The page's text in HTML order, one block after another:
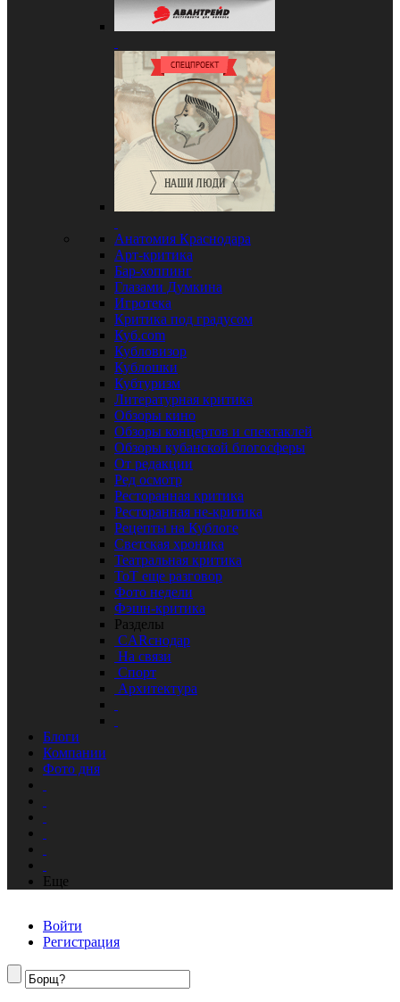
Анатомия Краснодара
Арт-критика
Бар-хоппинг
Глазами Думкина
Игротека
Критика под градусом
Куб.com
Кубловизор
Кублошки
Кубтуризм
Литературная критика
Обзоры кино
Обзоры концертов и спектаклей
Обзоры кубанской блогосферы
От редакции
Ред осмотр
Ресторанная критика
Ресторанная не-критика
Рецепты на Кублоге
Светская хроника
Театральная критика
ТоТ еще разговор
Фото недели
Фэшн-критика
Разделы
CARснодар
На связи
Спорт
Архитектура
Блоги
Компании
Фото дня
Еще
Войти
Регистрация